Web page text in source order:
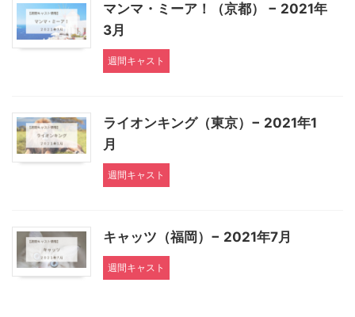
マンマ・ミーア！（京都） − 2021年
3月
週間キャスト
ライオンキング（東京）− 2021年1
月
週間キャスト
キャッツ（福岡）− 2021年7月
週間キャスト